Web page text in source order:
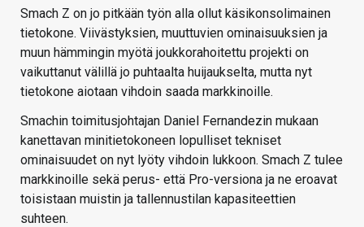
Smach Z on jo pitkään työn alla ollut käsikonsolimainen
tietokone. Viivästyksien, muuttuvien ominaisuuksien ja
muun hämmingin myötä joukkorahoitettu projekti on
vaikuttanut välillä jo puhtaalta huijaukselta, mutta nyt
tietokone aiotaan vihdoin saada markkinoille.
Smachin toimitusjohtajan Daniel Fernandezin mukaan
kanettavan minitietokoneen lopulliset tekniset
ominaisuudet on nyt lyöty vihdoin lukkoon. Smach Z tulee
markkinoille sekä perus- että Pro-versiona ja ne eroavat
toisistaan muistin ja tallennustilan kapasiteettien
suhteen.